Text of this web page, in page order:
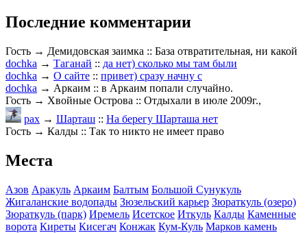
Последние комментарии
Гость → Демидовская заимка :: База отвратительная, ни какой
dochka → Таганай :: да нет) сколько мы там были
dochka → О сайте :: привет) сразу начну с
dochka → Аркаим :: в Аркаим попали случайно.
Гость → Хвойные Острова :: Отдыхали в июле 2009г.,
pax → Шарташ :: На берегу Шарташа нет
Гость → Калды :: Так то никто не имеет право
Места
Азов Аракуль Аркаим Балтым Большой Сунукуль
Жигаланские водопады Зюзельский карьер Зюраткуль (озеро)
Зюраткуль (парк) Иремель Исетское Иткуль Калды Каменные
ворота Киреты Кисегач Конжак Кум-Куль Марков камень